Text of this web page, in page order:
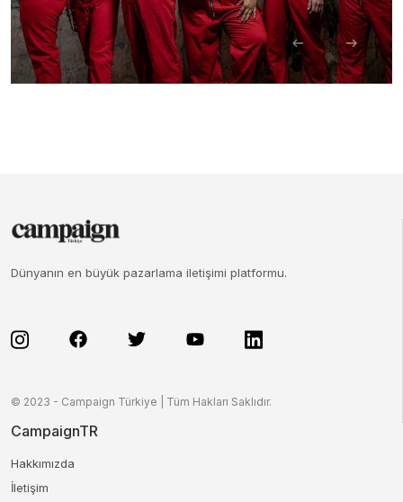
Dünyanın en büyük pazarlama iletişimi platformu.
© 2023 - Campaign Türkiye | Tüm Hakları Saklıdır.
CampaignTR
Hakkımızda
İletişim